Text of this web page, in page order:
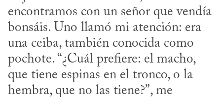
encontramos con un señor que vendía
bonsáis. Uno llamó mi atención: era
una ceiba, también conocida como
pochote. “¿Cuál prefiere: el macho,
que tiene espinas en el tronco, o la
hembra, que no las tiene?”, me